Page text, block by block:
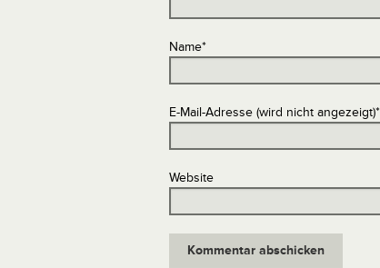
Name*
E-Mail-Adresse (wird nicht angezeigt)*
Website